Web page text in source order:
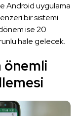
Android uygulama
bir sistemi
ise 20
hale gelecek.
önemli